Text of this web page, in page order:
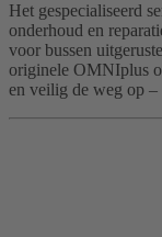
Het gespecialiseerd
onderhoud en
voor bussen
originele OMNIplus
en veilig de weg op